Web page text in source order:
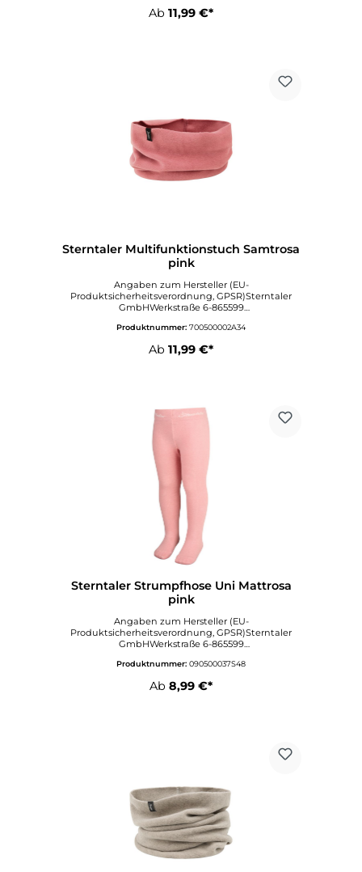
Ab 11,99 €*
Sterntaler Multifunktionstuch Samtrosa
pink
Angaben zum Hersteller (EU-
Produktsicherheitsverordnung, GPSR)Sterntaler
GmbHWerkstraße 6-865599
rntaler.com
Produktnummer: 700500002A34
Ab 11,99 €*
Sterntaler Strumpfhose Uni Mattrosa
pink
Angaben zum Hersteller (EU-
Produktsicherheitsverordnung, GPSR)Sterntaler
GmbHWerkstraße 6-865599
rntaler.com
Produktnummer: 090500037S48
Ab 8,99 €*